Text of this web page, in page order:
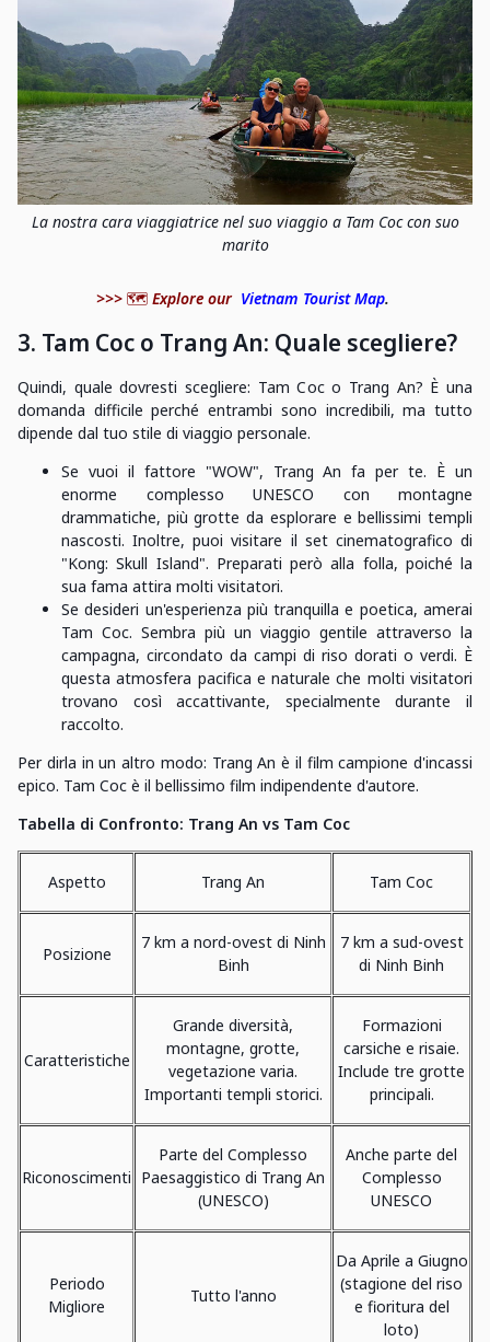
La nostra cara viaggiatrice nel suo viaggio a Tam Coc con suo
marito
>>> 🗺️ Explore our Vietnam Tourist Map.
3. Tam Coc o Trang An: Quale scegliere?
Quindi, quale dovresti scegliere: Tam Coc o Trang An? È una
domanda difficile perché entrambi sono incredibili, ma tutto
dipende dal tuo stile di viaggio personale.
Se vuoi il fattore "WOW", Trang An fa per te. È un
enorme complesso UNESCO con montagne
drammatiche, più grotte da esplorare e bellissimi templi
nascosti. Inoltre, puoi visitare il set cinematografico di
"Kong: Skull Island". Preparati però alla folla, poiché la
sua fama attira molti visitatori.
Se desideri un'esperienza più tranquilla e poetica, amerai
Tam Coc. Sembra più un viaggio gentile attraverso la
campagna, circondato da campi di riso dorati o verdi. È
questa atmosfera pacifica e naturale che molti visitatori
trovano così accattivante, specialmente durante il
raccolto.
Per dirla in un altro modo: Trang An è il film campione d'incassi
epico. Tam Coc è il bellissimo film indipendente d'autore.
Tabella di Confronto: Trang An vs Tam Coc
Aspetto Trang An Tam Coc
Posizione
7 km a nord-ovest di Ninh
Binh
7 km a sud-ovest
di Ninh Binh
Caratteristiche
Grande diversità,
montagne, grotte,
vegetazione varia.
Importanti templi storici.
Formazioni
carsiche e risaie.
Include tre grotte
principali.
Riconoscimenti
Parte del Complesso
Paesaggistico di Trang An
(UNESCO)
Anche parte del
Complesso
UNESCO
Periodo
Migliore
Tutto l'anno
Da Aprile a Giugno
(stagione del riso
e fioritura del
loto)